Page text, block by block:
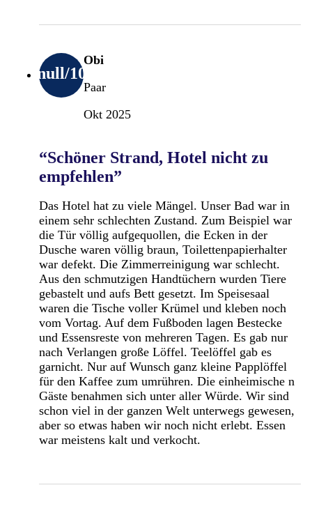
null/10
Obi
Paar
Okt 2025
“Schöner Strand, Hotel nicht zu
empfehlen”
Das Hotel hat zu viele Mängel. Unser Bad war in
einem sehr schlechten Zustand. Zum Beispiel war
die Tür völlig aufgequollen, die Ecken in der
Dusche waren völlig braun, Toilettenpapierhalter
war defekt. Die Zimmerreinigung war schlecht.
Aus den schmutzigen Handtüchern wurden Tiere
gebastelt und aufs Bett gesetzt. Im Speisesaal
waren die Tische voller Krümel und kleben noch
vom Vortag. Auf dem Fußboden lagen Bestecke
und Essensreste von mehreren Tagen. Es gab nur
nach Verlangen große Löffel. Teelöffel gab es
garnicht. Nur auf Wunsch ganz kleine Papplöffel
für den Kaffee zum umrühren. Die einheimische n
Gäste benahmen sich unter aller Würde. Wir sind
schon viel in der ganzen Welt unterwegs gewesen,
aber so etwas haben wir noch nicht erlebt. Essen
war meistens kalt und verkocht.